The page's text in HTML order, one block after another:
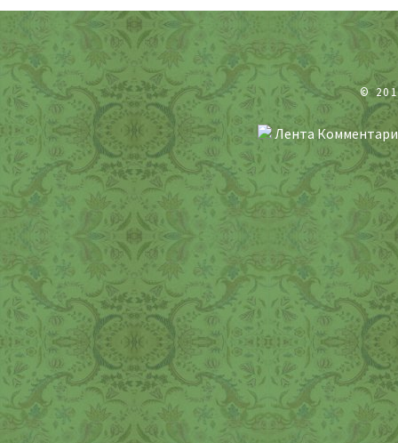
©
Лента